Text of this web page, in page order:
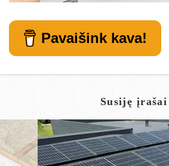
Pavaišink kava!
Susiję įrašai